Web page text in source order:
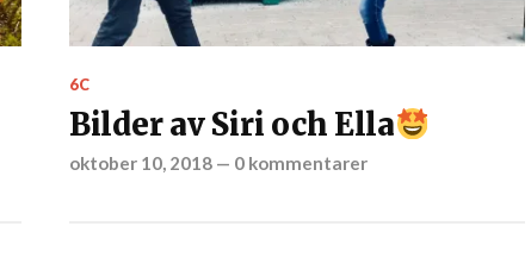
6C
Bilder av Siri och Ella
oktober 10, 2018— 0 kommentarer